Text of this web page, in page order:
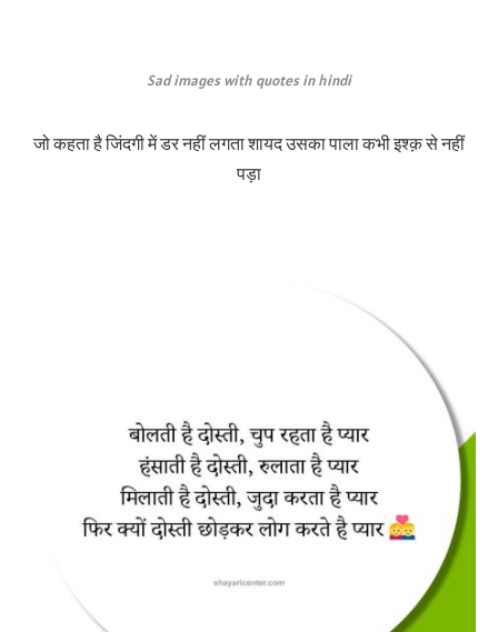
Sad images with quotes in hindi
जो कहता है जिंदगी में डर नहीं लगता शायद उसका पाला कभी इश्क़ से नहीं
पड़ा